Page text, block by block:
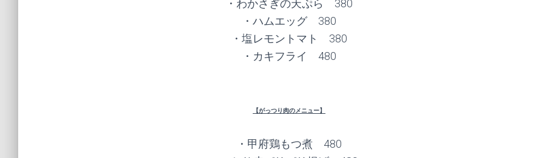
・わかさぎの天ぷら 380
・ハムエッグ 380
・塩レモントマト 380
・カキフライ 480
【がっつり肉のメニュー】
・甲府鶏もつ煮 480